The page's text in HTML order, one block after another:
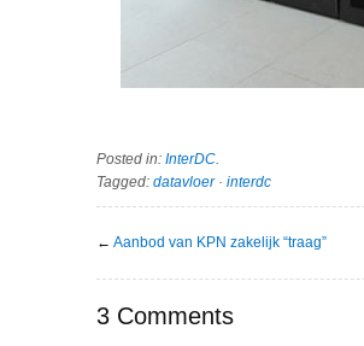
Posted in: InterDC.
Tagged: datavloer· interdc
← Aanbod van KPN zakelijk “traag”
3 Comments